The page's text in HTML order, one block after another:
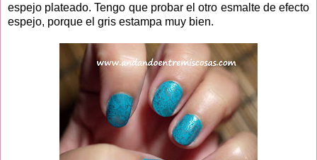
espejo plateado. Tengo que probar el otro esmalte de efecto
espejo, porque el gris estampa muy bien.